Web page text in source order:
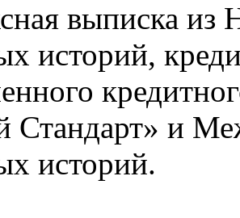
выписка из
историй,
Стандарт» и
историй.